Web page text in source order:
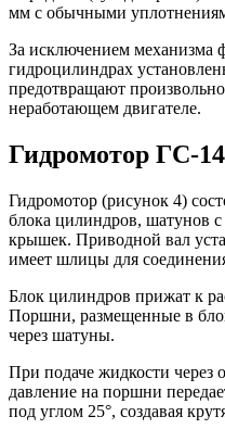
мм с обычными
За исключением механизма
гидроцилиндрах
предотвращают
неработающем двигателе.
Гидромотор ГС-
Гидромотор (рисунок 4)
блока цилиндров, шатунов
крышек. Приводной вал
имеет шлицы для
Блок цилиндров прижат к
Поршни, размещенные в
через шатуны.
При подаче жидкости через
давление на поршни
под углом 25°, создавая